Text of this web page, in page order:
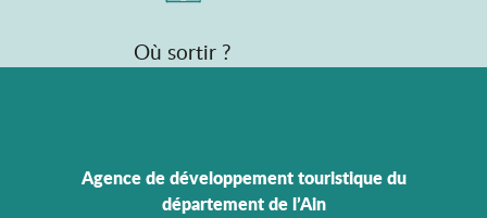
Où sortir ?
Agence de développement touristique du
département de l’Ain